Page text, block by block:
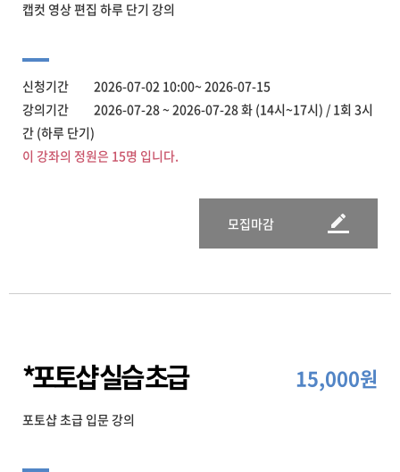
캡컷 영상 편집 하루 단기 강의
신청기간 2026-07-02 10:00~ 2026-07-15
강의기간 2026-07-28 ~ 2026-07-28 화 (14시~17시) / 1회 3시
간 (하루 단기)
이 강좌의 정원은 15명 입니다.
모집마감
*포토샵 실습 초급 15,000원
포토샵 초급 입문 강의